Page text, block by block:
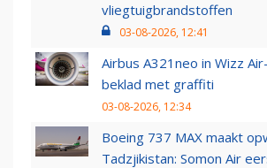
vliegtuigbrandstoffen
03-08-2026, 12:41
Airbus A321neo in Wizz
beklad met graffiti
03-08-2026, 12:34
Boeing 737 MAX maakt
Tadzjikistan: Somon Air